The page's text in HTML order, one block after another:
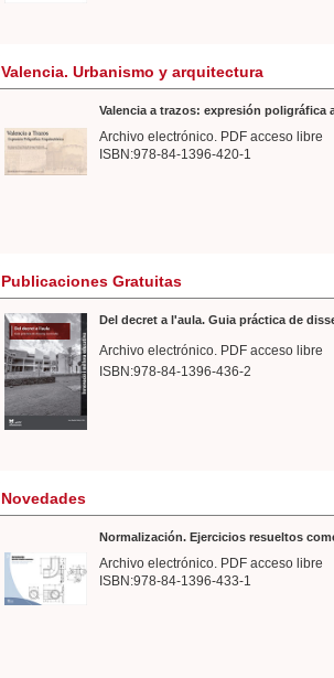
Valencia. Urbanismo y arquitectura
Valencia a trazos: expresión poligráfica
Archivo electrónico. PDF acceso libre
ISBN:978-84-1396-420-1
Publicaciones Gratuitas
Del decret a l'aula. Guia práctica de
Archivo electrónico. PDF acceso libre
ISBN:978-84-1396-436-2
Novedades
Normalización. Ejercicios resueltos
Archivo electrónico. PDF acceso libre
ISBN:978-84-1396-433-1